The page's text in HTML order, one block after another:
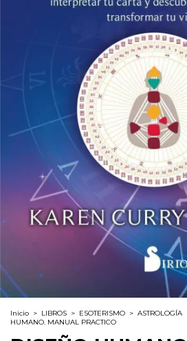
Inicio > LIBROS > ESOTERISMO > ASTROLOGÍA
HUMANO. MANUAL PRACTICO